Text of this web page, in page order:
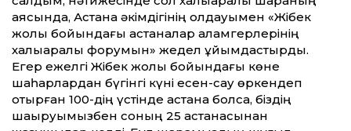
аясында, Астана әкімдігінің қолдауымен «Жібек
жолы бойындағы астаналар қаламгерлерінің
халықаралық форумын» жедел ұйымдастырдық.
Егер ежелгі Жібек жолы бойындағы көне
шаһарлардан бүгінгі күні есен-сау өркендеп
отырған 100-дің үстінде астана болса, біздің
шақыруымызбен соның 25 астанасынан